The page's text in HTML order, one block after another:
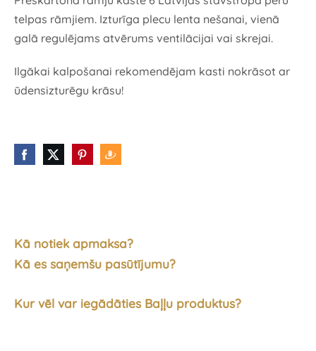
Kā notiek apmaksa?
Kā es saņemšu pasūtījumu?
Kur vēl var iegādāties Baļļu produktus?
telpas rāmjiem. Izturīga plecu lenta nešanai, vienā
galā regulējams atvērums ventilācijai vai skrejai.
Ilgākai kalpošanai rekomendējam kasti nokrāsot ar
ūdensizturēgu krāsu!